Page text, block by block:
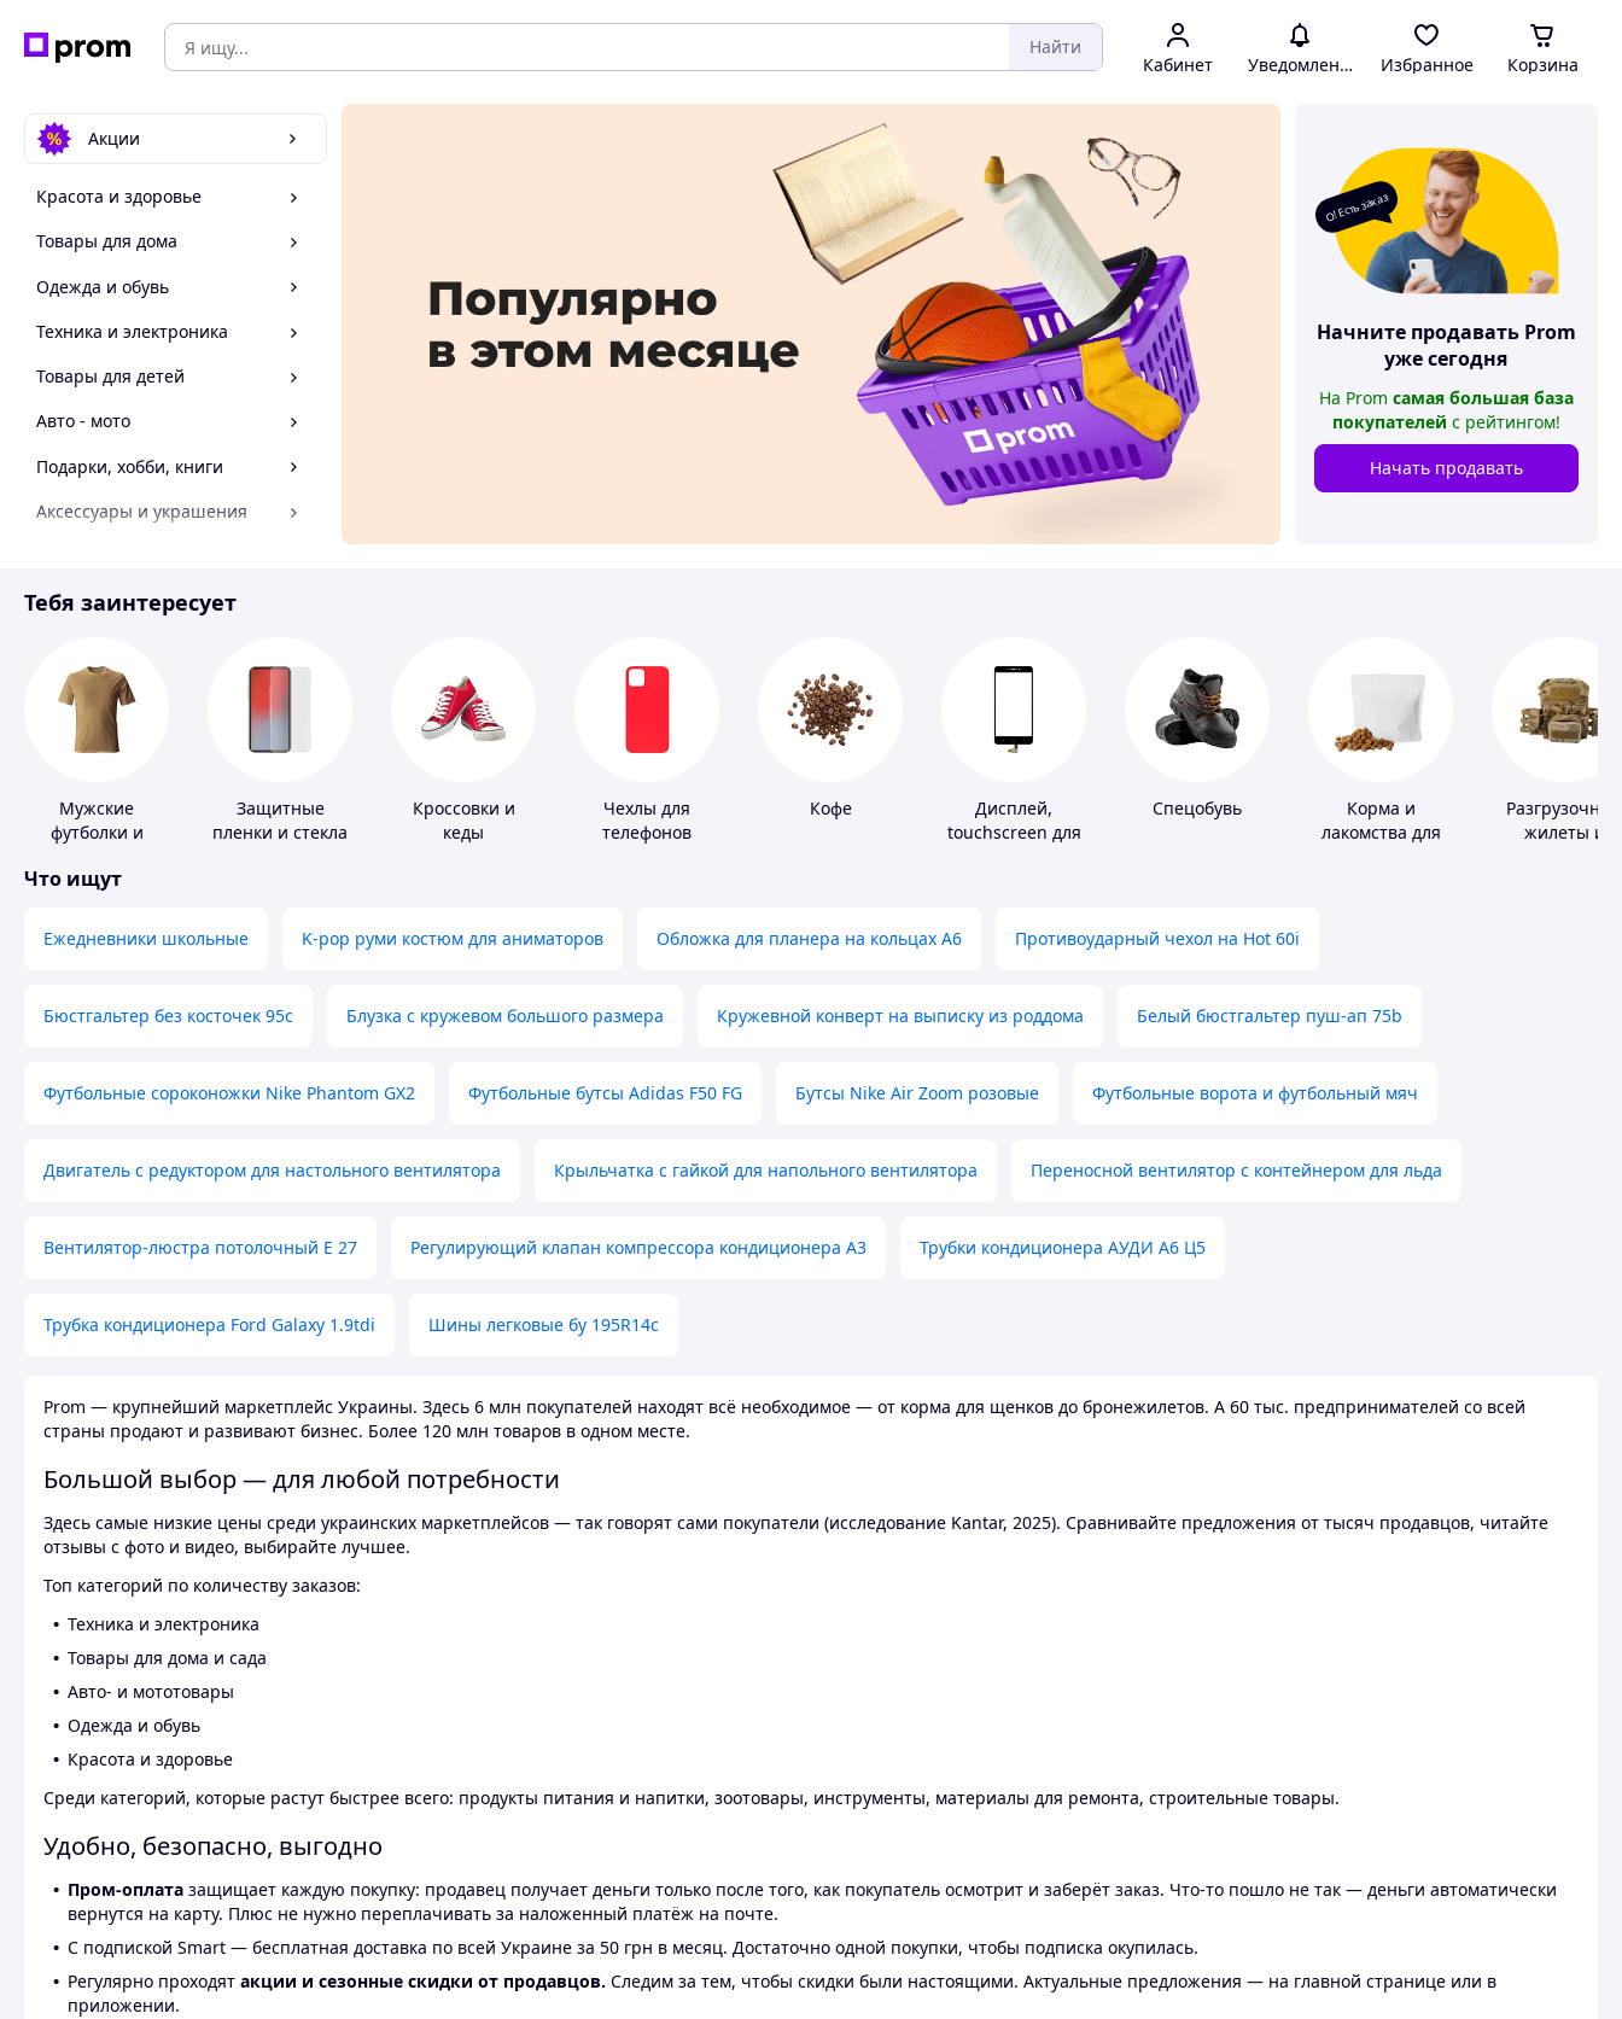
Найти
Кабинет Уведомления Избранное Корзина
Акции
Красота и здоровье
Товары для дома
Одежда и обувь
Техника и электроника
Товары для детей
Авто - мото
Подарки, хобби, книги
Аксессуары и украшения
Спорт и отдых
О! Есть заказ
Начните продавать Prom
уже сегодня
На Prom самая большая база
покупателей с рейтингом!
Начать продавать
Тебя заинтересует
Мужские
футболки и
Защитные
пленки и стекла
Кроссовки и
кеды
Чехлы для
телефонов
Кофе
Дисплей,
touchscreen для
Спецобувь
Корма и
лакомства для
Разгрузочные
жилеты и
Что ищут
Ежедневники школьные K-pop руми костюм для аниматоров Обложка для планера на кольцах А6 Противоударный чехол на Hot 60i
Бюстгальтер без косточек 95с Блузка с кружевом большого размера Кружевной конверт на выписку из роддома Белый бюстгальтер пуш-ап 75b
Футбольные сороконожки Nike Phantom GX2 Футбольные бутсы Adidas F50 FG Бутсы Nike Air Zoom розовые Футбольные ворота и футбольный мяч
Двигатель с редуктором для настольного вентилятора Крыльчатка с гайкой для напольного вентилятора Переносной вентилятор с контейнером для льда
Вентилятор-люстра потолочный E 27 Регулирующий клапан компрессора кондиционера А3 Трубки кондиционера АУДИ А6 Ц5
Трубка кондиционера Ford Galaxy 1.9tdi Шины легковые бу 195R14c
Prom — крупнейший маркетплейс Украины. Здесь 6 млн покупателей находят всё необходимое — от корма для щенков до бронежилетов. А 60 тыс. предпринимателей со всей
страны продают и развивают бизнес. Более 120 млн товаров в одном месте.
Большой выбор — для любой потребности
Здесь самые низкие цены среди украинских маркетплейсов — так говорят сами покупатели (исследование Kantar, 2025). Сравнивайте предложения от тысяч продавцов, читайте
отзывы с фото и видео, выбирайте лучшее.
Топ категорий по количеству заказов:
Техника и электроника
Товары для дома и сада
Авто- и мототовары
Одежда и обувь
Красота и здоровье
Среди категорий, которые растут быстрее всего: продукты питания и напитки, зоотовары, инструменты, материалы для ремонта, строительные товары.
Удобно, безопасно, выгодно
Пром-оплата защищает каждую покупку: продавец получает деньги только после того, как покупатель осмотрит и заберёт заказ. Что-то пошло не так — деньги автоматически
вернутся на карту. Плюс не нужно переплачивать за наложенный платёж на почте.
С подпиской Smart — бесплатная доставка по всей Украине за 50 грн в месяц. Достаточно одной покупки, чтобы подписка окупилась.
Регулярно проходят акции и сезонные скидки от продавцов. Следим за тем, чтобы скидки были настоящими. Актуальные предложения — на главной странице или в
приложении.